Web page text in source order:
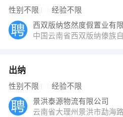
性别不限 经验不限
西双版纳悠然度假置业有
中国云南省西双版纳傣族
出纳
性别不限 经验不限
景洪泰源物流有限公司
云南省大理州景洪市勐海